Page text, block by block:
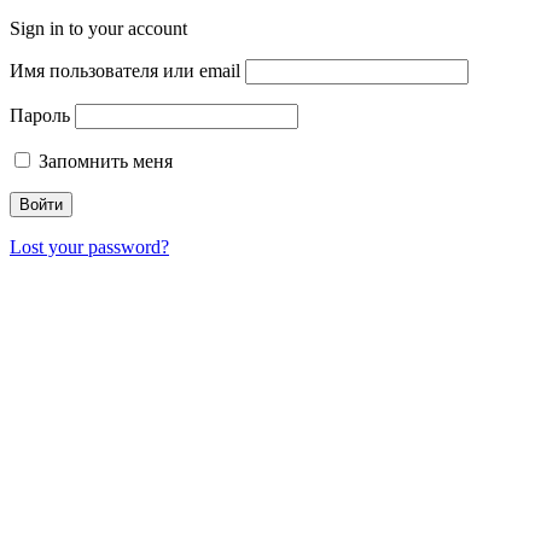
Sign in to your account
Имя пользователя или email
Пароль
Запомнить меня
Lost your password?